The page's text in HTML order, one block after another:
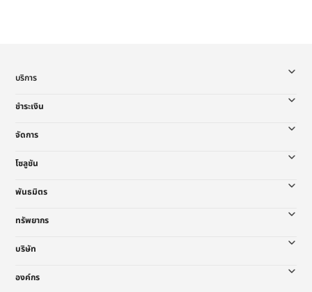
บริการ
ชำระเงิน
จัดการ
โซลูชัน
พันธมิตร
ทรัพยากร
บริษัท
องค์กร